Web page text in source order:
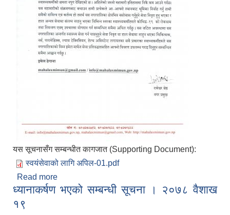
यस सूचनासँग सम्बन्धीत कागजात (Supporting Document):
स्वयंसेवाको लागि अपिल-01.pdf
Read more
। २०७८ वैशाख २४
ध्यानाकर्षण भएको सम्बन्धी सूचना । २०७८ वैशाख
१९